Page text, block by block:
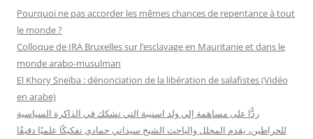
r
c
h
r
Pourquoi ne pas accorder les mêmes chances de repentance à tout
le monde ?
Colloque de IRA Bruxelles sur l’esclavage en Mauritanie et dans le
monde arabo-musulman
El Khory Sneïba : dénonciation de la libération de salafistes (Vidéo
en arabe)
ردًّا على مساهمة إلي ولد اسنيبة التي تشكك في الذاكرة السياسية
للحراطين، يقدم المحلل والباحث الشيخ سيداتي حمادي تفكيكًا علميًا دقيقًا